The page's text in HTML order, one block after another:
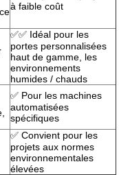
à faible coût
✅✅ Idéal pour les
portes personnalisées
haut de gamme, les
environnements
humides / chauds
✅ Pour les machines
automatisées
spécifiques
✅ Convient pour les
projets aux normes
environnementales
élevées